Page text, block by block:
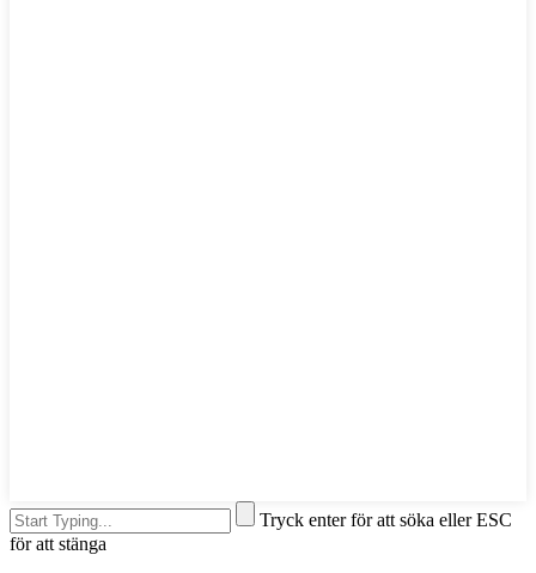
Tryck enter för att söka eller ESC
för att stänga